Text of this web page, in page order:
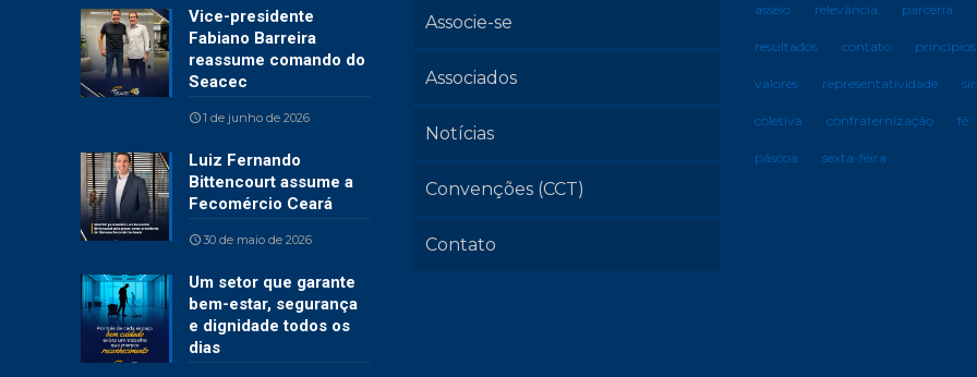
Vice-presidente
Fabiano Barreira
reassume comando do
Seacec
1 de junho de 2026
Luiz Fernando
Bittencourt assume a
Fecomércio Ceará
30 de maio de 2026
Um setor que garante
bem-estar, segurança
e dignidade todos os
dias
Associe-se
Associados
Notícias
Convenções (CCT)
Contato
asseio relevância parceria
resultados contato princípios
valores representatividade
coletiva confraternização fé
páscoa sexta-feira